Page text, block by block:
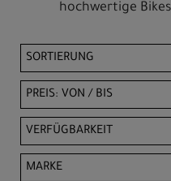
hochwertige
SORTIERUNG
PREIS: VON / BIS
VERFÜGBARKEIT
MARKE